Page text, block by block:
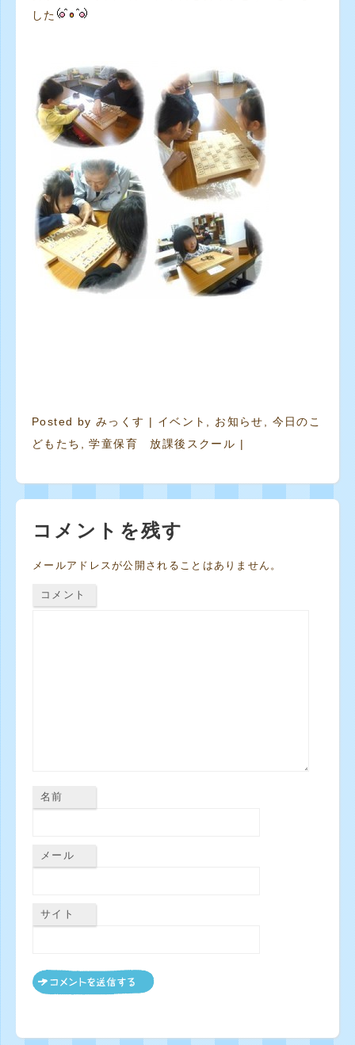
した
Posted byみっくす | イベント お知らせ
今日のこ
どもたち
,学童保育 放課後スクール |
コメントを残す
メールアドレスが公開されることはありません。
コメント
名前
メール
サイト